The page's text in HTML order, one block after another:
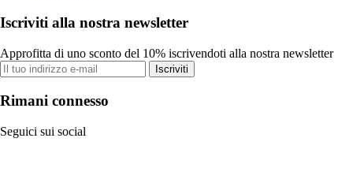
Iscriviti alla nostra newsletter
Approfitta di uno sconto del 10% iscrivendoti alla nostra newsletter
Iscriviti
Rimani connesso
Seguici sui social